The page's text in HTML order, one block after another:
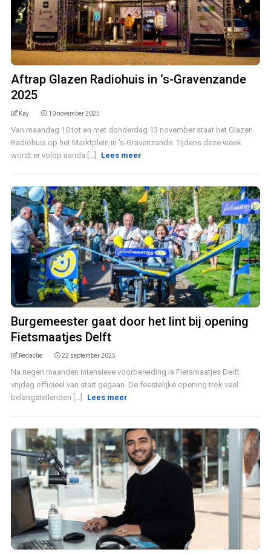
Aftrap Glazen Radiohuis in ‘s-Gravenzande
2025
Kay 10 november 2025
Van maandag 10 tot en met donderdag 13 november staat het Glazen
Radiohuis op het Marktplein in ’s-Gravenzande. Tijdens deze week
wordt er volop aanda [...]
Lees meer
Burgemeester gaat door het lint bij opening
Fietsmaatjes Delft
Redactie 22 september 2025
Na negen maanden intensieve voorbereiding is Fietsmaatjes Delft
vrijdag officieel van start gegaan. De feestelijke opening trok veel
belangstellenden [...]
Lees meer